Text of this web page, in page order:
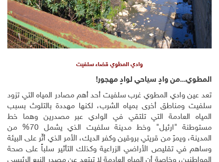
وادي المطوي قضاء سلفيت
المطوي...من وادٍ سياحي لوادٍ مهجور!
تعد عين وادي المطوي غرب سلفيت أحد أهم مصادر المياه التي تزود
سلفيت ومناطق أخرى بمياه الشرب، لكنها مهددة بالتلوث بسبب
المياه العادمة التي تلتقي في الوادي عبر مصدرين وهما خط
مستوطنة "ارئيل" وخط مدينة سلفيت الذي يشمل 70% من
المدينة، ويمرّ من قريتي بروقين وكفر الديك، الأمر الذي أثّر على البيئة
وساهم في تقليص الأراضي الزراعية وكذلك التأثير سلباً على صحة